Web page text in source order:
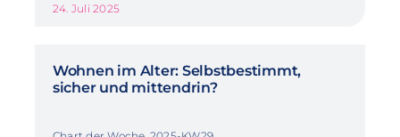
24. Juli 2025
Wohnen im Alter: Selbstbestimmt,
sicher und mittendrin?